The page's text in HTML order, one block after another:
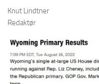
Knut Lindtner
Redaktør